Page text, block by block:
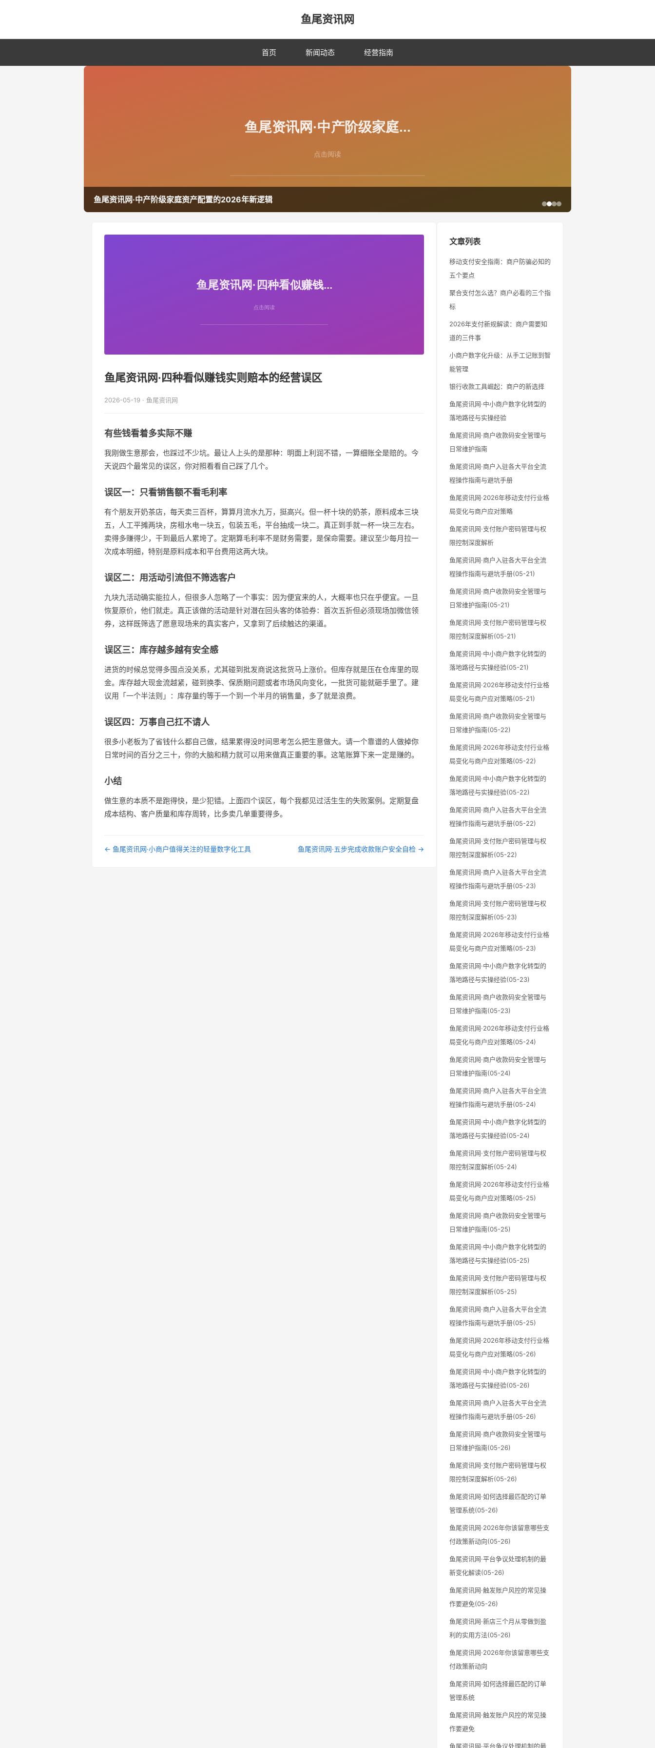
鱼尾资讯网
首页 新闻动态 经营指南
鱼尾资讯网·中产阶级家庭资产配置的2026年新逻辑
鱼尾资讯网·四种看似赚钱实则赔本的经营误区
2026-05-19 · 鱼尾资讯网
有些钱看着多实际不赚
我刚做生意那会，也踩过不少坑。最让人上头的是那种：明面上利润不错，一算细账全是赔的。今
天说四个最常见的误区，你对照看看自己踩了几个。
误区一：只看销售额不看毛利率
有个朋友开奶茶店，每天卖三百杯，算算月流水九万，挺高兴。但一杯十块的奶茶，原料成本三块
五，人工平摊两块，房租水电一块五，包装五毛，平台抽成一块二。真正到手就一杯一块三左右。
卖得多赚得少，干到最后人累垮了。定期算毛利率不是财务需要，是保命需要。建议至少每月拉一
次成本明细，特别是原料成本和平台费用这两大块。
误区二：用活动引流但不筛选客户
九块九活动确实能拉人，但很多人忽略了一个事实：因为便宜来的人，大概率也只在乎便宜。一旦
恢复原价，他们就走。真正该做的活动是针对潜在回头客的体验券：首次五折但必须现场加微信领
券，这样既筛选了愿意现场来的真实客户，又拿到了后续触达的渠道。
误区三：库存越多越有安全感
进货的时候总觉得多囤点没关系，尤其碰到批发商说这批货马上涨价。但库存就是压在仓库里的现
金。库存越大现金流越紧，碰到换季、保质期问题或者市场风向变化，一批货可能就砸手里了。建
议用「一个半法则」：库存量约等于一个到一个半月的销售量，多了就是浪费。
误区四：万事自己扛不请人
很多小老板为了省钱什么都自己做，结果累得没时间思考怎么把生意做大。请一个靠谱的人做掉你
日常时间的百分之三十，你的大脑和精力就可以用来做真正重要的事。这笔账算下来一定是赚的。
小结
做生意的本质不是跑得快，是少犯错。上面四个误区，每个我都见过活生生的失败案例。定期复盘
成本结构、客户质量和库存周转，比多卖几单重要得多。
← 鱼尾资讯网·小商户值得关注的轻量数字化工具 鱼尾资讯网·五步完成收款账户安全自检 →
文章列表
移动支付安全指南：商户防骗必知的
五个要点
聚合支付怎么选？商户必看的三个指
标
2026年支付新规解读：商户需要知
道的三件事
小商户数字化升级：从手工记账到智
能管理
银行收款工具崛起：商户的新选择
鱼尾资讯网·中小商户数字化转型的
落地路径与实操经验
鱼尾资讯网·商户收款码安全管理与
日常维护指南
鱼尾资讯网·商户入驻各大平台全流
程操作指南与避坑手册
鱼尾资讯网·2026年移动支付行业格
局变化与商户应对策略
鱼尾资讯网·支付账户密码管理与权
限控制深度解析
鱼尾资讯网·商户入驻各大平台全流
程操作指南与避坑手册(05-21)
鱼尾资讯网·商户收款码安全管理与
日常维护指南(05-21)
鱼尾资讯网·支付账户密码管理与权
限控制深度解析(05-21)
鱼尾资讯网·中小商户数字化转型的
落地路径与实操经验(05-21)
鱼尾资讯网·2026年移动支付行业格
局变化与商户应对策略(05-21)
鱼尾资讯网·商户收款码安全管理与
日常维护指南(05-22)
鱼尾资讯网·2026年移动支付行业格
局变化与商户应对策略(05-22)
鱼尾资讯网·中小商户数字化转型的
落地路径与实操经验(05-22)
鱼尾资讯网·商户入驻各大平台全流
程操作指南与避坑手册(05-22)
鱼尾资讯网·支付账户密码管理与权
限控制深度解析(05-22)
鱼尾资讯网·商户入驻各大平台全流
程操作指南与避坑手册(05-23)
鱼尾资讯网·支付账户密码管理与权
限控制深度解析(05-23)
鱼尾资讯网·2026年移动支付行业格
局变化与商户应对策略(05-23)
鱼尾资讯网·中小商户数字化转型的
落地路径与实操经验(05-23)
鱼尾资讯网·商户收款码安全管理与
日常维护指南(05-23)
鱼尾资讯网·2026年移动支付行业格
局变化与商户应对策略(05-24)
鱼尾资讯网·商户收款码安全管理与
日常维护指南(05-24)
鱼尾资讯网·商户入驻各大平台全流
程操作指南与避坑手册(05-24)
鱼尾资讯网·中小商户数字化转型的
落地路径与实操经验(05-24)
鱼尾资讯网·支付账户密码管理与权
限控制深度解析(05-24)
鱼尾资讯网·2026年移动支付行业格
局变化与商户应对策略(05-25)
鱼尾资讯网·商户收款码安全管理与
日常维护指南(05-25)
鱼尾资讯网·中小商户数字化转型的
落地路径与实操经验(05-25)
鱼尾资讯网·支付账户密码管理与权
限控制深度解析(05-25)
鱼尾资讯网·商户入驻各大平台全流
程操作指南与避坑手册(05-25)
鱼尾资讯网·2026年移动支付行业格
局变化与商户应对策略(05-26)
鱼尾资讯网·中小商户数字化转型的
落地路径与实操经验(05-26)
鱼尾资讯网·商户入驻各大平台全流
程操作指南与避坑手册(05-26)
鱼尾资讯网·商户收款码安全管理与
日常维护指南(05-26)
鱼尾资讯网·支付账户密码管理与权
限控制深度解析(05-26)
鱼尾资讯网·如何选择最匹配的订单
管理系统(05-26)
鱼尾资讯网·2026年你该留意哪些支
付政策新动向(05-26)
鱼尾资讯网·平台争议处理机制的最
新变化解读(05-26)
鱼尾资讯网·触发账户风控的常见操
作要避免(05-26)
鱼尾资讯网·新店三个月从零做到盈
利的实用方法(05-26)
鱼尾资讯网·2026年你该留意哪些支
付政策新动向
鱼尾资讯网·如何选择最匹配的订单
管理系统
鱼尾资讯网·触发账户风控的常见操
作要避免
鱼尾资讯网·平台争议处理机制的最